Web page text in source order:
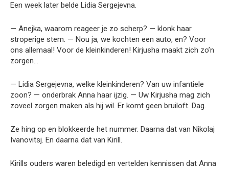
Een week later belde Lidia Sergejevna.
— Anejka, waarom reageer je zo scherp? — klonk haar
stroperige stem. — Nou ja, we kochten een auto, en? Voor
ons allemaal! Voor de kleinkinderen! Kirjusha maakt zich zo’n
zorgen…
— Lidia Sergejevna, welke kleinkinderen? Van uw infantiele
zoon? — onderbrak Anna haar ijzig. — Uw Kirjusha mag zich
zoveel zorgen maken als hij wil. Er komt geen bruiloft. Dag.
Ze hing op en blokkeerde het nummer. Daarna dat van Nikolaj
Ivanovitsj. En daarna dat van Kirill.
Kirills ouders waren beledigd en vertelden kennissen dat Anna